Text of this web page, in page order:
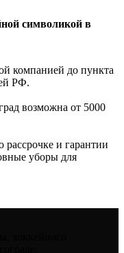
символикой в
компанией до пункта
РФ.
возможна от 5000
рассрочке и гарантии
уборы для